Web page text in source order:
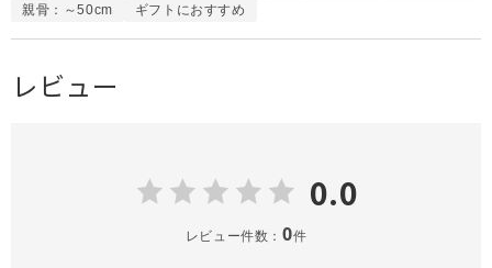
親骨：～50cm
ギフトにおすすめ
レビュー
0.0
レビュー件数： 0件